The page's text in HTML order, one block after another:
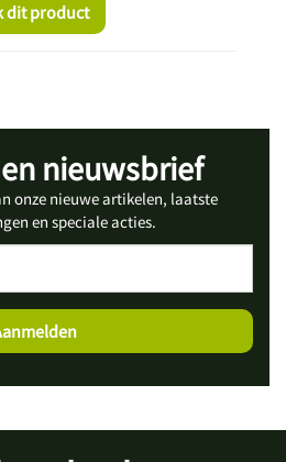
dit product
nieuwsbrief
onze nieuwe artikelen, laatste
en speciale acties.